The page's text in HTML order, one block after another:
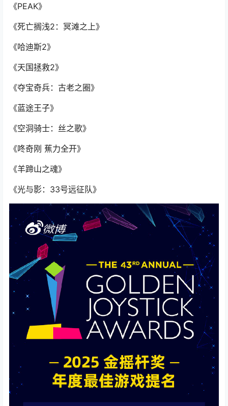
《PEAK》
《死亡搁浅2：冥滩之上》
《哈迪斯2》
《天国拯救2》
《夺宝奇兵：古老之圈》
《蓝途王子》
《空洞骑士：丝之歌》
《咚奇刚 蕉力全开》
《羊蹄山之魂》
《光与影：33号远征队》